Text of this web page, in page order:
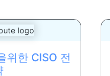
위한 CISO 전